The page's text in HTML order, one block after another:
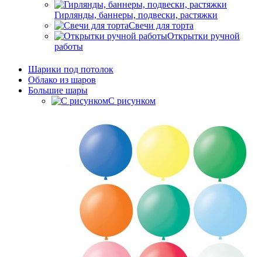
Гирлянды, баннеры, подвески, растяжки
Свечи для торта
Открытки ручной
работы
Шарики под потолок
Облако из шаров
Большие шары
C рисунком